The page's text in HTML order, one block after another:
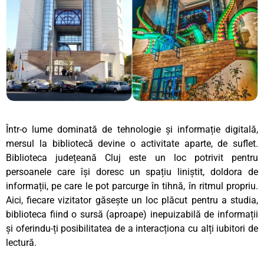
Într-o lume dominată de tehnologie și informație digitală,
mersul la bibliotecă devine o activitate aparte, de suflet.
Biblioteca județeană Cluj este un loc potrivit pentru
persoanele care își doresc un spațiu liniștit, doldora de
informații, pe care le pot parcurge în tihnă, în ritmul propriu.
Aici, fiecare vizitator găsește un loc plăcut pentru a studia,
biblioteca fiind o sursă (aproape) inepuizabilă de informații
și oferindu-ți posibilitatea de a interacționa cu alți iubitori de
lectură.